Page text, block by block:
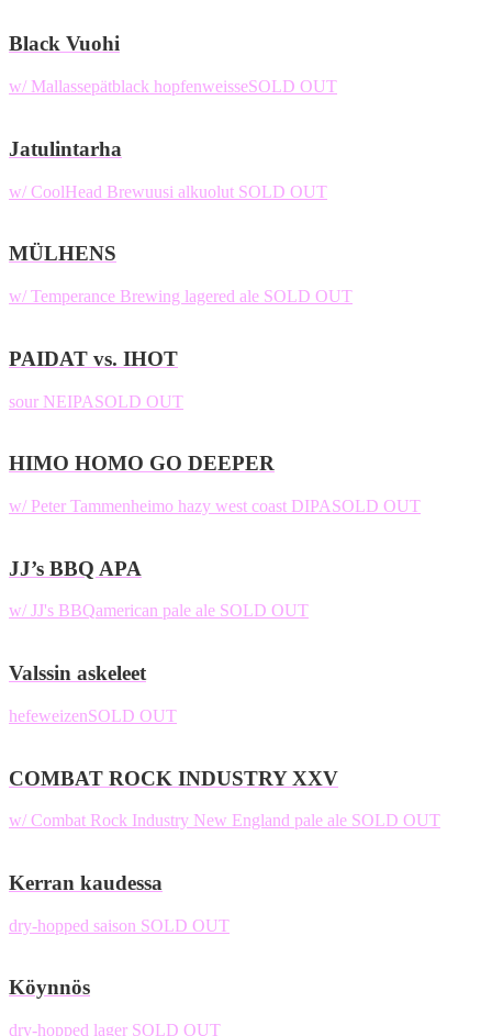
Black Vuohi
w/ Mallassepätblack hopfenweisseSOLD OUT
Jatulintarha
w/ CoolHead Brewuusi alkuolut SOLD OUT
MÜLHENS
w/ Temperance Brewing lagered ale SOLD OUT
PAIDAT vs. IHOT
sour NEIPASOLD OUT
HIMO HOMO GO DEEPER
w/ Peter Tammenheimo hazy west coast DIPASOLD OUT
JJ’s BBQ APA
w/ JJ's BBQamerican pale ale SOLD OUT
Valssin askeleet
hefeweizenSOLD OUT
COMBAT ROCK INDUSTRY XXV
w/ Combat Rock Industry New England pale ale SOLD OUT
Kerran kaudessa
dry-hopped saison SOLD OUT
Köynnös
dry-hopped lager SOLD OUT